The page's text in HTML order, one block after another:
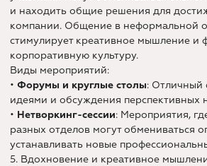
и находить общие решения для
компании. Общение в неформальной
стимулирует креативное мышление и
корпоративную культуру.
Виды мероприятий:
• Форумы и круглые столы: Отличный
идеями и обсуждения перспективных
• Нетворкинг-сессии: Мероприятия,
разных отделов могут обмениваться
устанавливать новые
5. Вдохновение и креативное